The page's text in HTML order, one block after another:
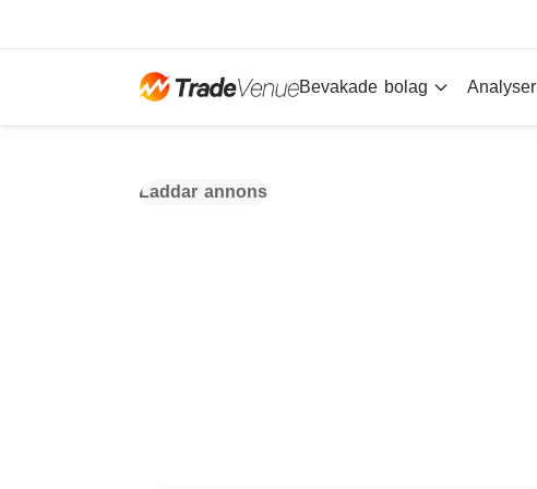
Bevakade bolag Analyser
Laddar annons